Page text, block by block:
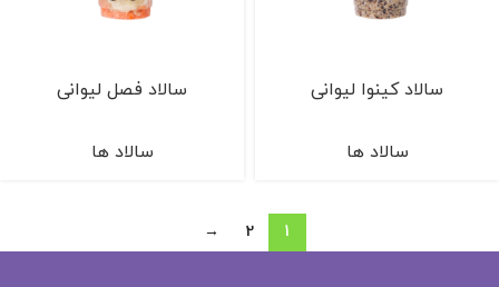
سالاد كينوا ليوانی
سالاد ها
سالاد فصل ليوانی
سالاد ها
1
2
→